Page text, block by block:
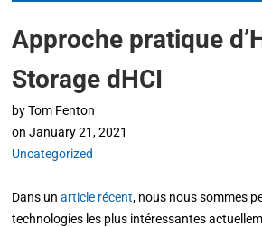
Approche pratique
Storage dHCI
by Tom Fenton
on January 21, 2021
Uncategorized
Dans unarticle récent, nous nous sommes
technologies les plus intéressantes